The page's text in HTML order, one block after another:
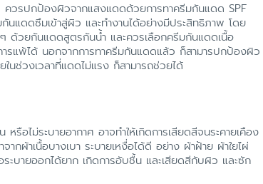
ควรปกป้องผิวจากแสงแดดด้วยการทาครีมกันแดด SPF
แดดซึมเข้าสู่ผิว และทำงานได้อย่างมีประสิทธิภาพ โดย
ด้วยกันแดดสูตรกันน้ำ และควรเลือกครีมกันแดดเนื้อ
ารแพ้ได้ นอกจากการทาครีมกันแดดแล้ว ก็สามารปกป้องผิว
ช่วงเวลาที่แดดไม่แรง ก็สามารถช่วยได้
รือไม่ระบายอากาศ อาจทำให้เกิดการเสียดสีจนระคายเคือง
ผ้าเนื้อบางเบา ระบายเหงื่อได้ดี อย่าง ผ้าฝ้าย ผ้าใยไผ่
ระบายออกได้ยาก เกิดการอับชื้น และเสียดสีกับผิว และซัก